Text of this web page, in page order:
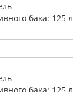
бака: 125 л